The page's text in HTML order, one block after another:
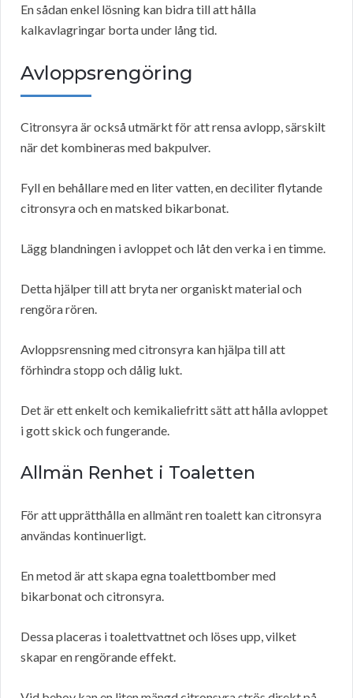
En sådan enkel lösning kan bidra till att hålla
kalkavlagringar borta under lång tid.
Avloppsrengöring
Citronsyra är också utmärkt för att rensa avlopp, särskilt
när det kombineras med bakpulver.
Fyll en behållare med en liter vatten, en deciliter flytande
citronsyra och en matsked bikarbonat.
Lägg blandningen i avloppet och låt den verka i en timme.
Detta hjälper till att bryta ner organiskt material och
rengöra rören.
Avloppsrensning med citronsyra kan hjälpa till att
förhindra stopp och dålig lukt.
Det är ett enkelt och kemikaliefritt sätt att hålla avloppet
i gott skick och fungerande.
Allmän Renhet i Toaletten
För att upprätthålla en allmänt ren toalett kan citronsyra
användas kontinuerligt.
En metod är att skapa egna toalettbomber med
bikarbonat och citronsyra.
Dessa placeras i toalettvattnet och löses upp, vilket
skapar en rengörande effekt.